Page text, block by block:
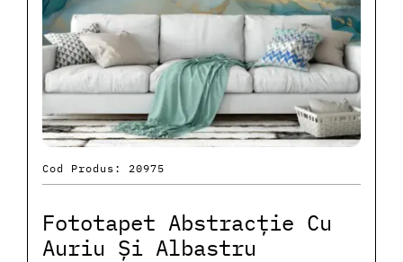
Cod Produs: 20975
Fototapet Abstracție Cu
Auriu Și Albastru